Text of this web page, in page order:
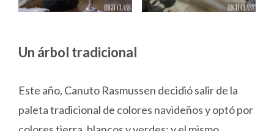
Un árbol tradicional
Este año, Canuto Rasmussen decidió salir de la
paleta tradicional de colores navideños y optó por